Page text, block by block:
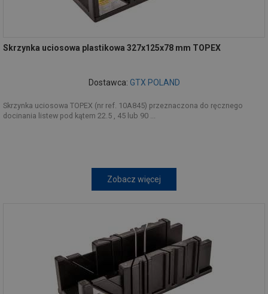
Skrzynka uciosowa plastikowa 327x125x78 mm TOPEX
Dostawca: GTX POLAND
Skrzynka uciosowa TOPEX (nr ref. 10A845) przeznaczona do ręcznego
docinania listew pod kątem 22.5 , 45 lub 90 ...
Zobacz więcej